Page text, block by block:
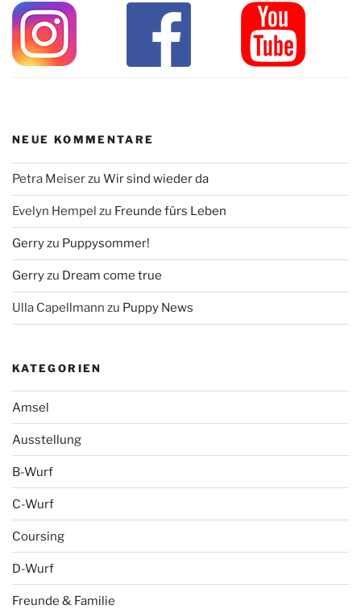
NEUE KOMMENTARE
Petra Meiserzu Wir sind wieder da
Evelyn Hempel zu Freunde fürs Leben
Gerryzu Puppysommer!
Gerryzu Dream come true
Ulla Capellmann zu Puppy News
KATEGORIEN
Amsel
Ausstellung
B-Wurf
C-Wurf
Coursing
D-Wurf
Freunde & Familie